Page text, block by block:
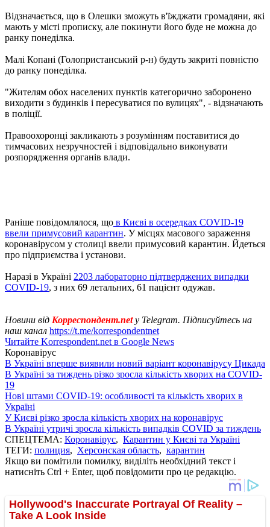
Відзначається, що в Олешки зможуть в'їжджати громадяни, які
мають у місті прописку, але покинути його буде не можна до
ранку понеділка.
Малі Копані (Голопристанський р-н) будуть закриті повністю
до ранку понеділка.
"Жителям обох населених пунктів категорично заборонено
виходити з будинків і пересуватися по вулицях", - відзначають
в поліції.
Правоохоронці закликають з розумінням поставитися до
тимчасових незручностей і відповідально виконувати
розпорядження органів влади.
Раніше повідомлялося, що в Києві в осередках COVID-19
ввели примусовий карантин. У місцях масового зараження
коронавірусом у столиці ввели примусовий карантин. Йдеться
про підприємства і установи.
Наразі в Україні 2203 лабораторно підтверджених випадки
COVID-19, з них 69 летальних, 61 пацієнт одужав.
Новини від Корреспондент.net у Telegram. Підписуйтесь на
наш канал https://t.me/korrespondentnet
Читайте Korrespondent.net в Google News
Коронавірус
В Україні вперше виявили новий варіант коронавірусу Цикада
В Україні за тиждень різко зросла кількість хворих на COVID-
19
Нові штами COVID-19: особливості та кількість хворих в
Україні
У Києві різко зросла кількість хворих на коронавірус
В Україні утричі зросла кількість випадків COVID за тиждень
СПЕЦТЕМА: Коронавірус, Карантин у Києві та Україні
ТЕГИ: полиция, Херсонская область, карантин
Якщо ви помітили помилку, виділіть необхідний текст і
натисніть Ctrl + Enter, щоб повідомити про це редакцію.